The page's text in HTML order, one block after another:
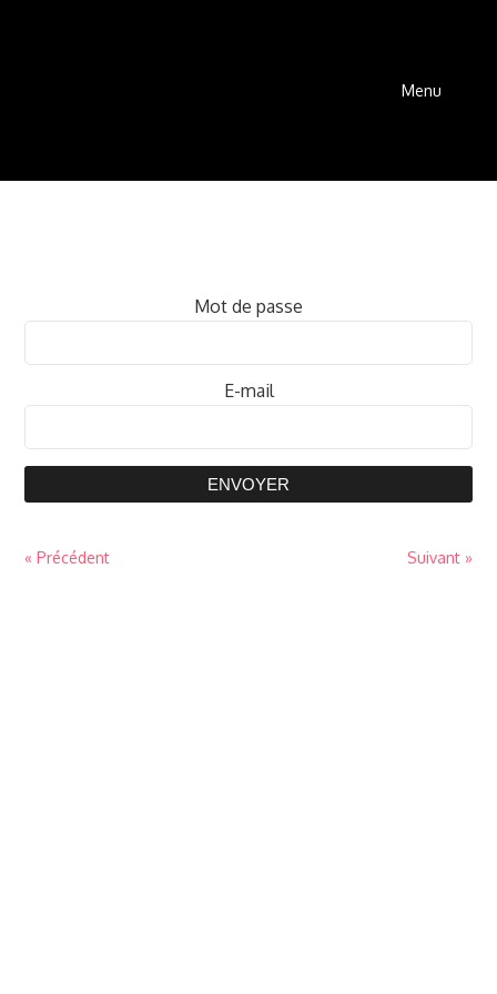
Menu
Mot de passe
E-mail
ENVOYER
« Précédent Suivant »